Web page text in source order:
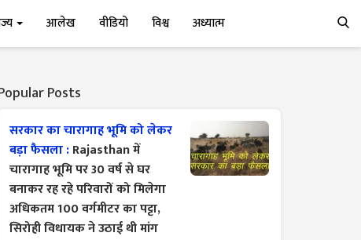
आलेख वीडियो विश्व अध्यात्म
Posts
सरकार का चारागाह भूमि को लेकर
बड़ा फैसला :Rajasthan में
चारागाह भूमि पर 30 वर्ष से घर
बनाकर रह रहे परिवारों को मिलेगा
अधिकतम 100 वर्गमीटर का पट्टा,
सिरोही विधायक ने उठाई थी मांग